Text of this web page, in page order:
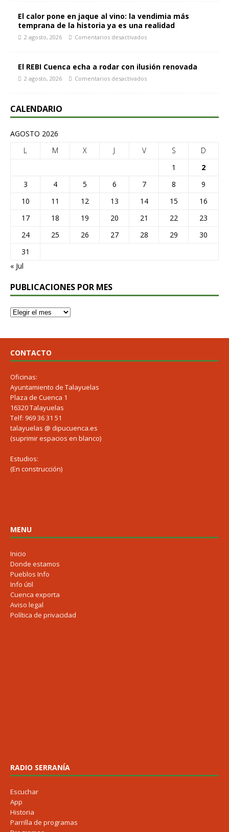
El calor pone en jaque al vino: la vendimia más
temprana de la historia ya es una realidad
2 agosto, 2026 Comentarios desactivados
El REBI Cuenca echa a rodar con ilusión renovada
2 agosto, 2026 Comentarios desactivados
CALENDARIO
AGOSTO 2026
L
M X J V S
D
1
2
3
4 5 6 7 8
9
10
11 12 13 14 15
16
17
18 19 20 21 22
23
24
25 26 27 28 29
30
31
« Jul
PUBLICACIONES POR MES
CONTACTO
Oficinas:
Ayuntamiento de Talayuelas
Plaza de Cuenca 1
16320 Talayuelas
Telf: 969 36 31 51
talayuelas @ dipucuenca.es
(suprimir espacios en blanco)
Estudios:
(En construcción)
MENU
Inicio
Donde estamos
Pueblos Info
Info útil
Cuenca exporta
Aviso legal
Política de privacidad
RADIO SERRANÍA
Escuchar
App
Historia
Parrilla de programas